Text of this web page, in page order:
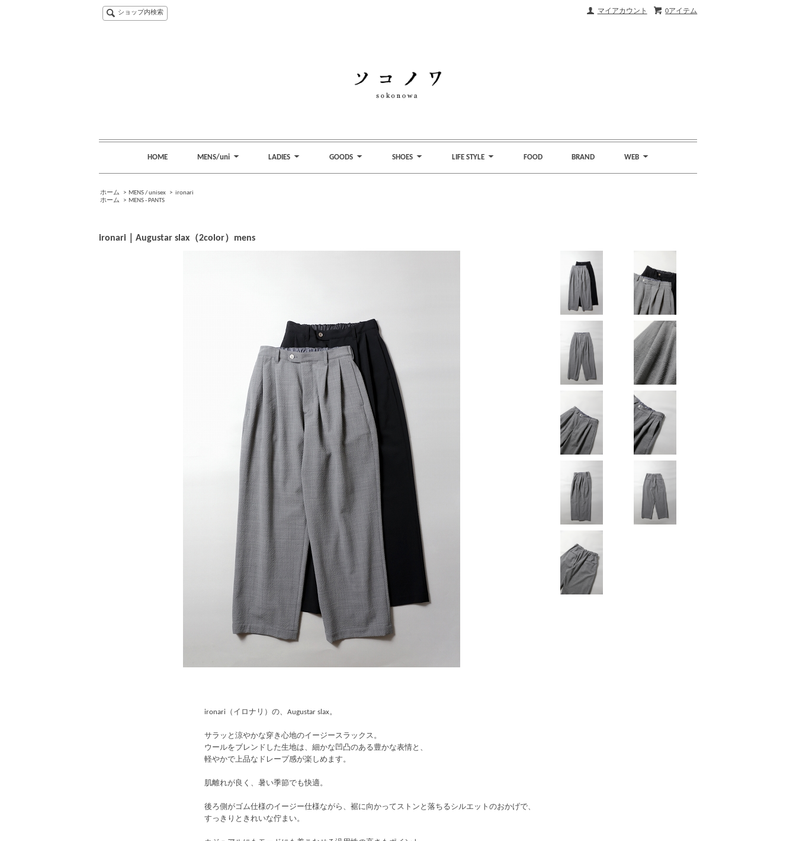
0アイテム
マイアカウント
ショップ内検索
HOME MENS/uni LADIES GOODS SHOES LIFE STYLE FOOD BRAND WEB
ホーム > MENS / unisex > ironari
ホーム
> MENS - PANTS
ironari｜Augustar slax（2color）mens
ironari（イロナリ）の、Augustar slax。
サラッと涼やかな穿き心地のイージースラックス。
ウールをブレンドした生地は、細かな凹凸のある豊かな表情と、
軽やかで上品なドレープ感が楽しめます。
肌離れが良く、暑い季節でも快適。
後ろ側がゴム仕様のイージー仕様ながら、裾に向かってストンと落ちるシルエットのおかげで、
すっきりときれいな佇まい。